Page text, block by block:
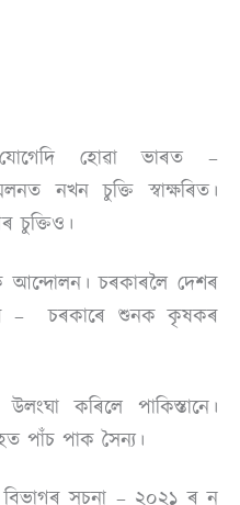
হোৱা ভাৰত –
নখন চুক্তি স্বাক্ষৰিত।
চুক্তিও।
চৰকাৰলৈ দেশৰ
– চৰকাৰে শুনক কৃষকৰ
কৰিলে পাকিস্তানে।
পাঁচ পাক সৈন্য।
বিভাগৰ সূচনা – ২০২১ ৰ ন